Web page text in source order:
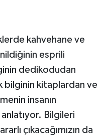
kahvehane ve
esprili
dedikodudan
bilginin kitaplardan ve
insanın
anlatıyor. Bilgileri
çıkacağımızın da